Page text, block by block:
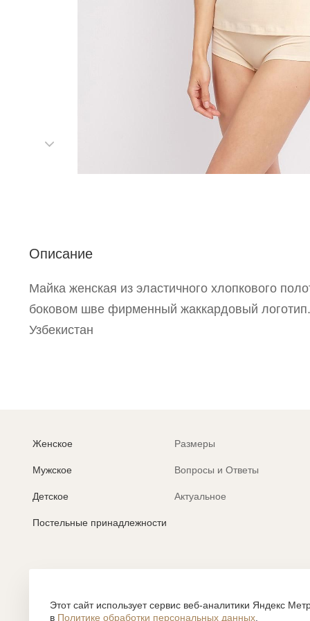
Описание
Майка женская из эластичного хлопкового
боковом шве фирменный жаккардовый
Узбекистан
Женское
Мужское
Детское
Постельные принадлежности
Размеры
Вопросы и Ответы
Актуальное
Согласие на обработку персональных данных
Этот сайт использует сервис веб-аналитики Яндекс
в Политике обработки персональных данных